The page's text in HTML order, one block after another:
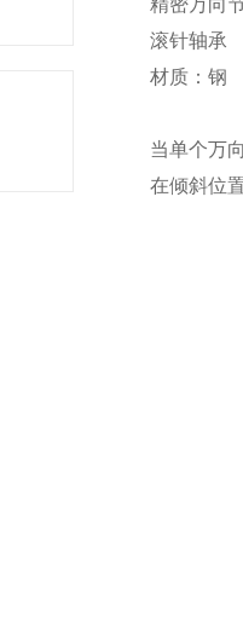
精密万向
滚针轴承
材质：钢
当单个万
在倾斜位